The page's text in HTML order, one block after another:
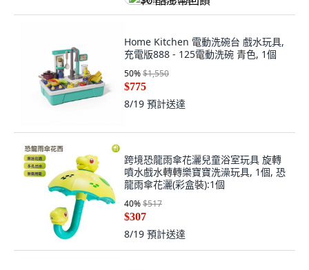
Home Kitchen 電動洗碗台 戲水玩具,
充電版888 - 125電動洗碗 青色, 1個
50%$1,550
$775
8/19 預計送達
跨境恐龍雨傘花灑兒童浴室玩具 旋轉
噴水戲水轉轉樂寶寶洗澡玩具, 1個, 恐
龍雨傘花灑(彩盒裝):1個
40%$517
$307
8/19 預計送達